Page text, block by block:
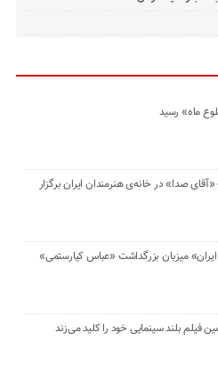
صدا» در خانه‌ی هنرمندان ایران برگزار
میزبان بزرگداشت «عباس کیارستمی»
فیلم بلند سینمایی خود را کلید می‌زند